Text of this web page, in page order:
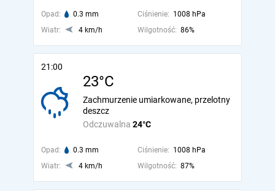
Opad: 0.3 mm Ciśnienie: 1008 hPa
Wiatr:
4 km/h Wilgotność: 86%
21:00
23°C
Odczuwalna 24°C
Zachmurzenie umiarkowane, przelotny
deszcz
Opad: 0.3 mm Ciśnienie: 1008 hPa
Wiatr:
4 km/h Wilgotność: 87%